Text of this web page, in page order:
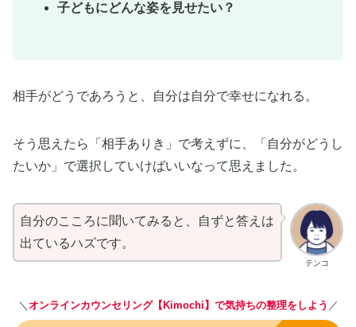
子どもにどんな姿を見せたい？
相手がどうであろうと、自分は自分で幸せになれる。
そう思えたら「相手ありき」で考えずに、「自分がどうし
たいか」で選択していけばいいなって思えました。
テンコ
自分のこころに聞いてみると、自ずと答えは
出ているハズです。
＼ オンラインカウンセリング【Kimochi】で気持ちの整理をしよう ／